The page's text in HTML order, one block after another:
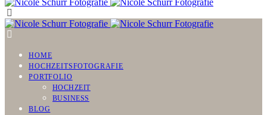
HOME
HOCHZEITSFOTOGRAFIE
PORTFOLIO
HOCHZEIT
BUSINESS
BLOG